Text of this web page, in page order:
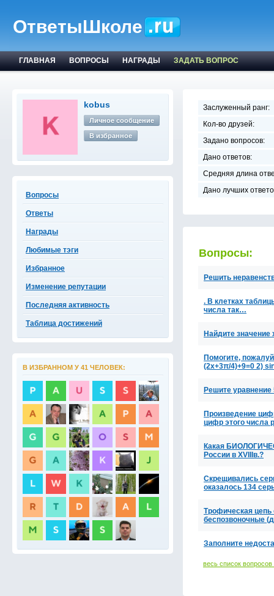
ОтветыШколе
ГЛАВНАЯ ВОПРОСЫ НАГРАДЫ ЗАДАТЬ ВОПРОС
kobus
Личное сообщение
В избранное
Вопросы
Ответы
Награды
Любимые тэги
Избранное
Изменение репутации
Последняя активность
Таблица достижений
В ИЗБРАННОМ У 41 ЧЕЛОВЕК:
Заслуженный ранг:
Кол-во друзей:
Задано вопросов:
Дано ответов:
Средняя длина
Дано лучших
Вопросы:
Решить
. В клетках
числа так…
Найдите
Помогите,
(2x+3π/4)+9=0 2)
Решите уравнение
Произведение
цифр этого числа
Какая
России в XVIIIв.?
Скрещивались
оказалось 134
Трофическая
беспозвоночные
Заполните
весь список вопросов